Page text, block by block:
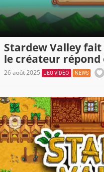
Stardew Valley
le créateur
26 août 2025 JEU VIDÉO NEWS